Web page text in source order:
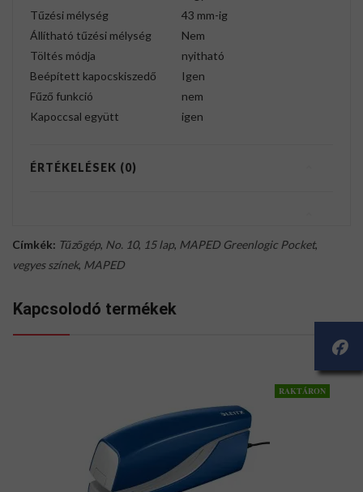
Tűzési mélység
43 mm-ig
Állítható tűzési mélység
Nem
Töltés módja
nyitható
Beépített kapocskiszedő
Igen
Fűző funkció
nem
Kapoccsal együtt
igen
ÉRTÉKELÉSEK (0)
Címkék: Tűzőgép, No. 10, 15 lap, MAPED Greenlogic Pocket,
vegyes színek, MAPED
Kapcsolodó termékek
RAKTÁRON